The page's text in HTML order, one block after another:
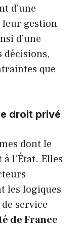
d’une
gestion
d’une
décisions,
que
droit privé
dont le
l’État. Elles
les logiques
service
de France